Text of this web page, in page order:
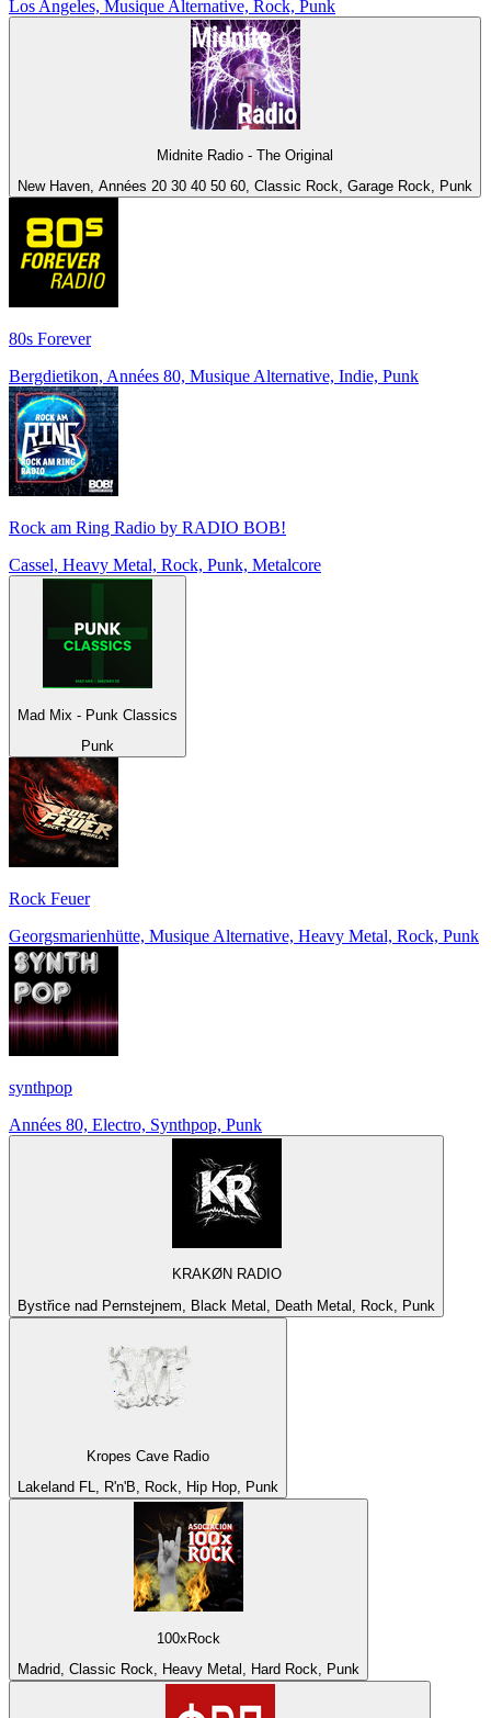
Los Angeles, Musique Alternative, Rock, Punk
Midnite Radio - The Original
New Haven, Années 20 30 40 50 60, Classic Rock, Garage Rock, Punk
80s Forever
Bergdietikon, Années 80, Musique Alternative, Indie, Punk
Rock am Ring Radio by RADIO BOB!
Cassel, Heavy Metal, Rock, Punk, Metalcore
Mad Mix - Punk Classics
Punk
Rock Feuer
Georgsmarienhütte, Musique Alternative, Heavy Metal, Rock, Punk
synthpop
Années 80, Electro, Synthpop, Punk
KRAKØN RADIO
Bystřice nad Pernstejnem, Black Metal, Death Metal, Rock, Punk
Kropes Cave Radio
Lakeland FL, R'n'B, Rock, Hip Hop, Punk
100xRock
Madrid, Classic Rock, Heavy Metal, Hard Rock, Punk